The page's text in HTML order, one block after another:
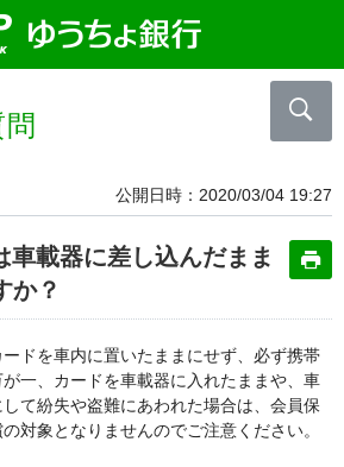
公開日時 2020/03/04 19:27
車載器に差し込んだまま
か？
ドを車内に置いたままにせず、必ず携帯
が一、カードを車載器に入れたままや、車
て紛失や盗難にあわれた場合は、会員保
対象となりませんのでご注意ください。